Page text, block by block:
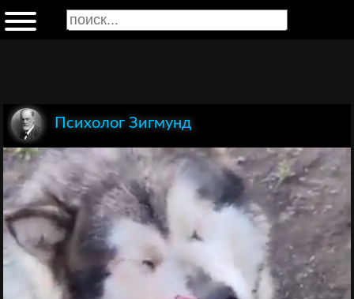
Психолог Зигмунд